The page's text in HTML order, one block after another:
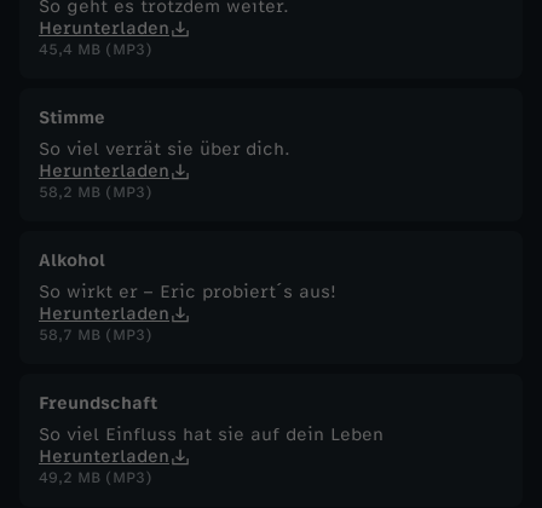
So geht es trotzdem weiter.
Herunterladen
45,4 MB (MP3)
Stimme
So viel verrät sie über dich.
Herunterladen
58,2 MB (MP3)
Alkohol
So wirkt er – Eric probiert´s aus!
Herunterladen
58,7 MB (MP3)
Freundschaft
So viel Einfluss hat sie auf dein Leben
Herunterladen
49,2 MB (MP3)